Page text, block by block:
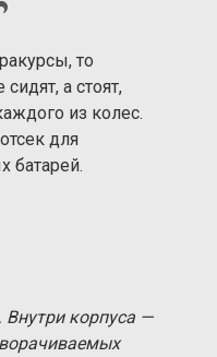
то
а стоят,
из колес.
для
батарей.
Внутри корпуса —